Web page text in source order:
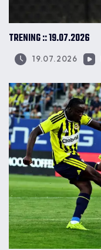
TRENING :: 19.07.2026
19.07.2026